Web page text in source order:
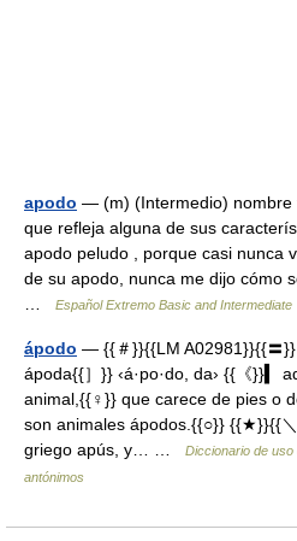
apodo — (m) (Intermedio) nombre
que refleja alguna de sus
apodo peludo , porque casi nunca
de su apodo, nunca me dijo cómo
…
Español Extremo Basic and Intermediate
ápodo — {{＃}}{{LM A02981}}{{〓
ápoda{{］}} ‹á·po·do, da› {{《}}▍
animal,{{♀}} que carece de pies o
son animales ápodos.{{○}} {{★}}{{
griego apús, y… …
Diccionario de
antónimos